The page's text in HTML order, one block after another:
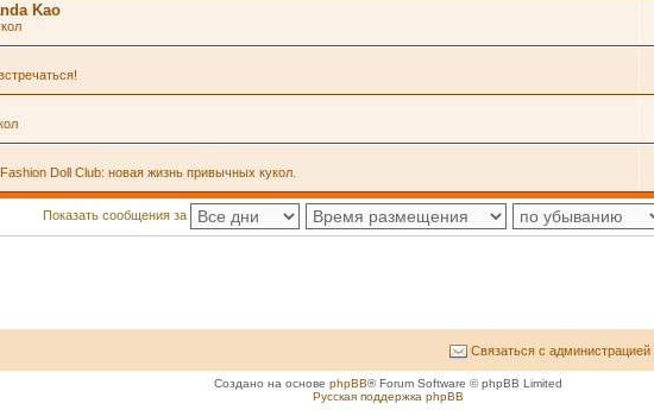
Kao
Doll Club: новая жизнь привычных кукол.
Показать сообщения за
Связаться с администрацией
Создано на основе phpBB® Forum Software © phpBB Limited
Русская поддержка phpBB